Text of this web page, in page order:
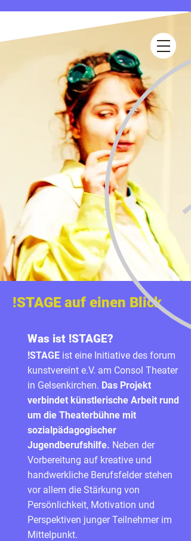
!STAGE auf einen Blick
Was ist !STAGE?
!STAGE ist eine Initiative des forum
kunstvereint e.V. am Consol Theater
in Gelsenkirchen. Das Projekt
verbindet künstlerische Arbeit rund
um die Theaterbühne mit
sozialpädagogischer
Jugendberufshilfe. Neben der
Vorbereitung auf kreative und
handwerkliche Berufsfelder stehen
vor allem die Stärkung von
Persönlichkeit, Motivation und
Perspektiven junger Teilnehmer im
Mittelpunkt.